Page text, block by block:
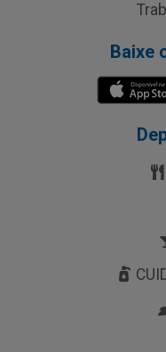
Baixe